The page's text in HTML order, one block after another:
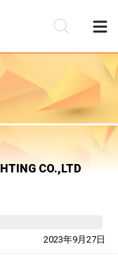
CO.,LTD
2023年9月27日